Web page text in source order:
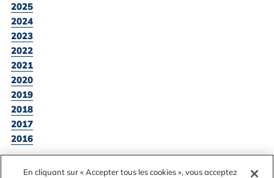
2025
2024
2023
2022
2021
2020
2019
2018
2017
2016
En cliquant sur « Accepter tous les cookies », vous acceptez